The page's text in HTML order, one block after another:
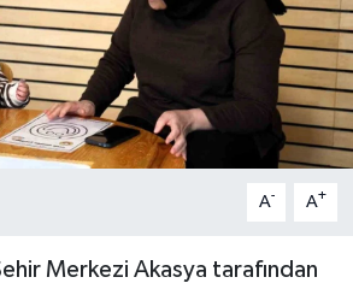
A- A+
Merkezi Akasya tarafından